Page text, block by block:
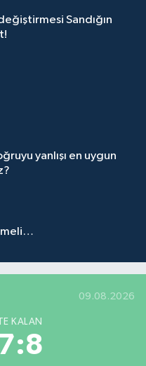
Sandığın
yanlışı en uygun
09.08.2026
KALAN